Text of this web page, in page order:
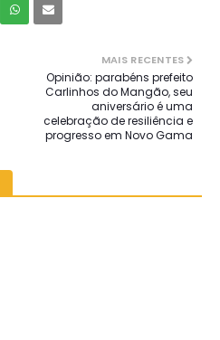
MAIS RECENTES
Opinião: parabéns prefeito
Carlinhos do Mangão, seu
aniversário é uma
celebração de resiliência e
progresso em Novo Gama